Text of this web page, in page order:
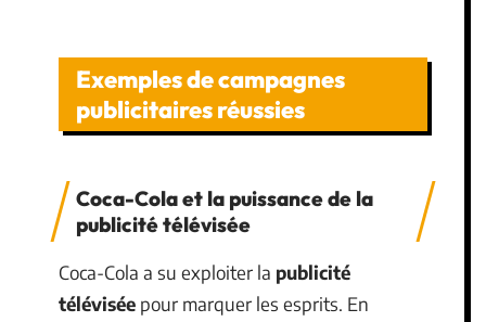
Exemples de campagnes
publicitaires réussies
Coca-Cola et la puissance de la
publicité télévisée
Coca-Cola a su exploiter la publicité
télévisée pour marquer les esprits. En